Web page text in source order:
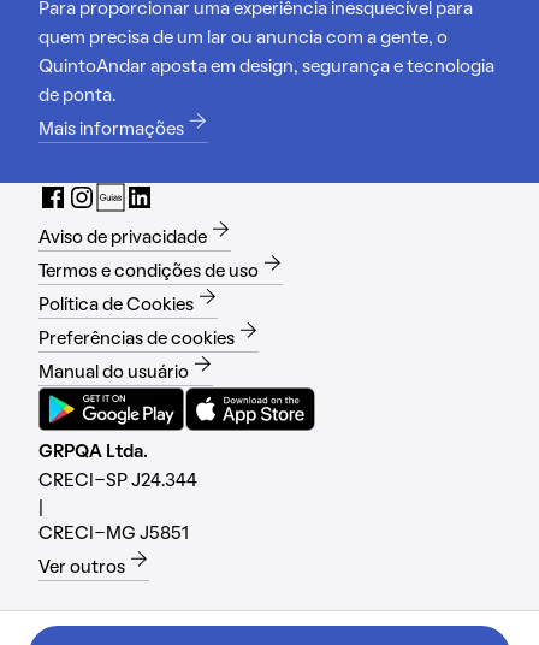
Para proporcionar uma experiência inesquecível para
quem precisa de um lar ou anuncia com a gente, o
QuintoAndar aposta em design, segurança e tecnologia
de ponta.
Mais informações
Aviso de privacidade
Termos e condições de uso
Política de Cookies
Preferências de cookies
Manual do usuário
GRPQA Ltda.
CRECI-SP J24.344
CRECI-MG J5851
Ver outros